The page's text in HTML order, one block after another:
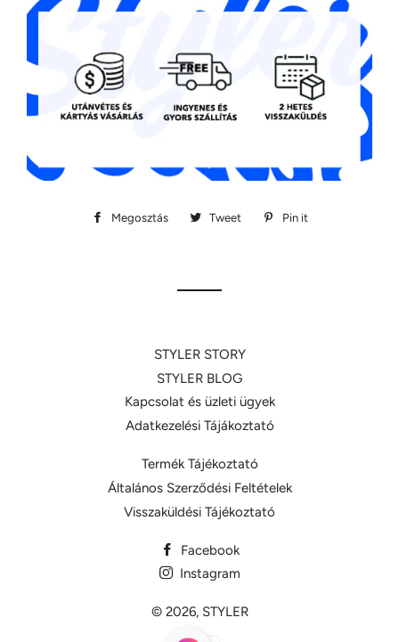
Megosztás
Megosztás
Tweet
Megosztás
Pin it
STYLER STORY
STYLER BLOG
Kapcsolat és üzleti ügyek
Adatkezelési Tájákoztató
Termék Tájékoztató
Általános Szerződési Feltételek
Visszaküldési Tájékoztató
Facebook
Instagram
© 2026, STYLER